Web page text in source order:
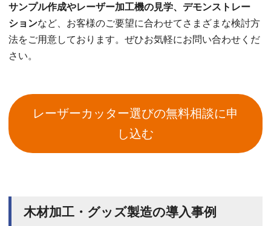
サンプル作成やレーザー加工機の見学、デモンストレー
ションなど、お客様のご要望に合わせてさまざまな検討方
法をご用意しております。ぜひお気軽にお問い合わせくだ
さい。
レーザーカッター選びの無料相談に申
し込む
木材加工・グッズ製造の導入事例